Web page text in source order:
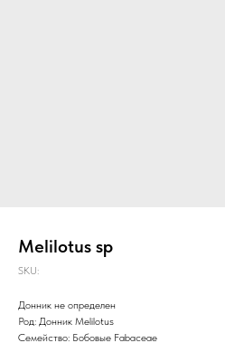
Melilotus sp
SKU:
Донник не определен
Род: Донник Melilotus
Семейство: Бобовые Fabaceae